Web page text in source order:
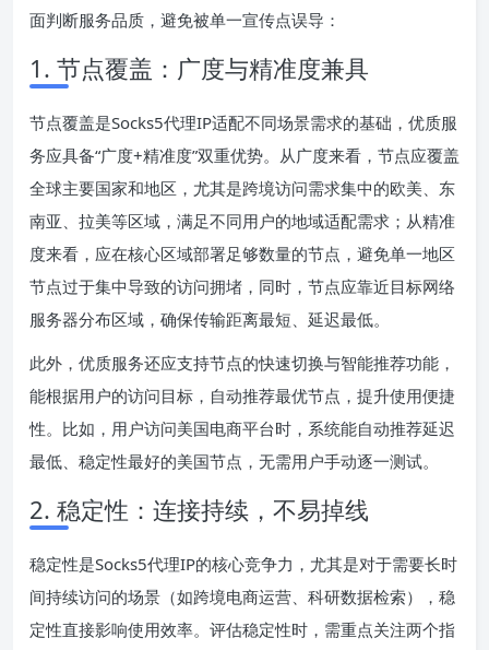
面判断服务品质，避免被单一宣传点误导：
1. 节点覆盖：广度与精准度兼具
节点覆盖是Socks5代理IP适配不同场景需求的基础，优质服
务应具备“广度+精准度”双重优势。从广度来看，节点应覆盖
全球主要国家和地区，尤其是跨境访问需求集中的欧美、东
南亚、拉美等区域，满足不同用户的地域适配需求；从精准
度来看，应在核心区域部署足够数量的节点，避免单一地区
节点过于集中导致的访问拥堵，同时，节点应靠近目标网络
服务器分布区域，确保传输距离最短、延迟最低。
此外，优质服务还应支持节点的快速切换与智能推荐功能，
能根据用户的访问目标，自动推荐最优节点，提升使用便捷
性。比如，用户访问美国电商平台时，系统能自动推荐延迟
最低、稳定性最好的美国节点，无需用户手动逐一测试。
2. 稳定性：连接持续，不易掉线
稳定性是Socks5代理IP的核心竞争力，尤其是对于需要长时
间持续访问的场景（如跨境电商运营、科研数据检索），稳
定性直接影响使用效率。评估稳定性时，需重点关注两个指